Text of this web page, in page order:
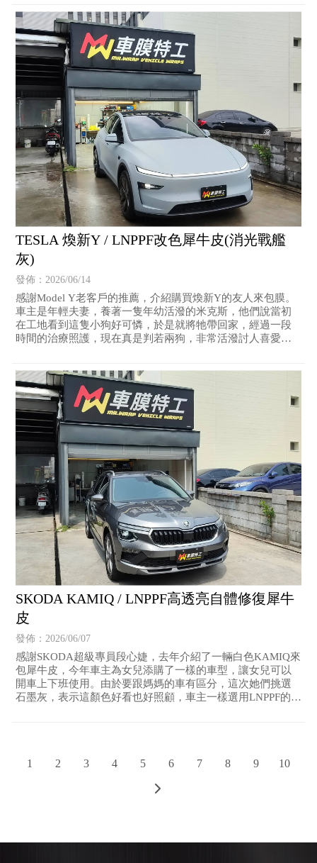
TESLA 煥新Y / LNPPF改色犀牛皮(消光戰艦
灰)
發佈：2026/06/14
感謝Model Y老客戶的推薦，介紹購買煥新Y的友人來包膜。
車主是年輕夫妻，養著一隻年幼活潑的米克斯，他們說當初
在工地看到這隻小狗好可憐，於是就將牠帶回家，經過一段
時間的治療照護，現在真是判若兩狗，非常活潑討人喜愛！
所想像的感覺不一樣，但看到實車後更覺得好看！
SKODA KAMIQ / LNPPF高透亮自體修復犀牛
皮
發佈：2026/06/07
感謝SKODA超級專員段心婕，去年介紹了一輛白色KAMIQ來
包犀牛皮，今年車主為女兒添購了一樣的車型，讓女兒可以
開車上下班使用。由於要跟媽媽的車有區分，這次她們挑選
石墨灰，表示這顏色好看也好照顧，車主一樣選用LNPPF的高
1 2 3 4 5 6 7 8 9 10